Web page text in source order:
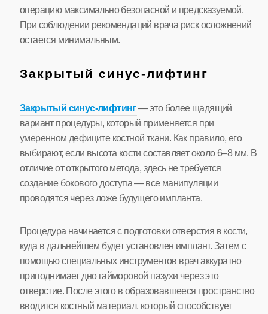
операцию максимально безопасной и предсказуемой.
При соблюдении рекомендаций врача риск осложнений
остается минимальным.
Закрытый синус-лифтинг
Закрытый синус-лифтинг— это более щадящий
вариант процедуры, который применяется при
умеренном дефиците костной ткани. Как правило, его
выбирают, если высота кости составляет около 6–8 мм. В
отличие от открытого метода, здесь не требуется
создание бокового доступа — все манипуляции
проводятся через ложе будущего импланта.
Процедура начинается с подготовки отверстия в кости,
куда в дальнейшем будет установлен имплант. Затем с
помощью специальных инструментов врач аккуратно
приподнимает дно гайморовой пазухи через это
отверстие. После этого в образовавшееся пространство
вводится костный материал, который способствует